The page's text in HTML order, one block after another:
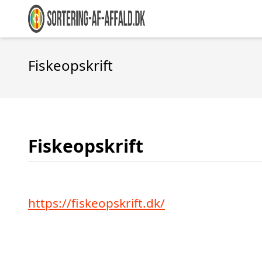
Fiskeopskrift
Fiskeopskrift
https://fiskeopskrift.dk/